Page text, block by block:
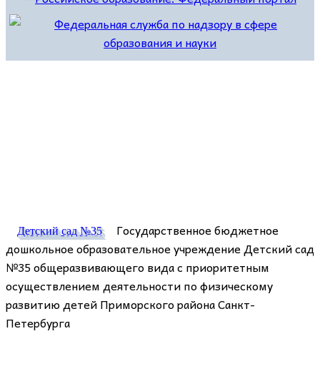
Детский сад №35
Государственное бюджетное
дошкольное образовательное учреждение Детский сад
№35 общеразвивающего вида с приоритетным
осуществлением деятельности по физическому
развитию детей Приморского района Санкт-
Петербурга